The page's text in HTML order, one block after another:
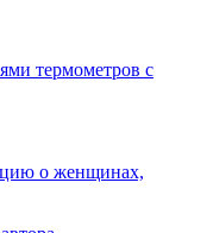
термометров с
о женщинах,